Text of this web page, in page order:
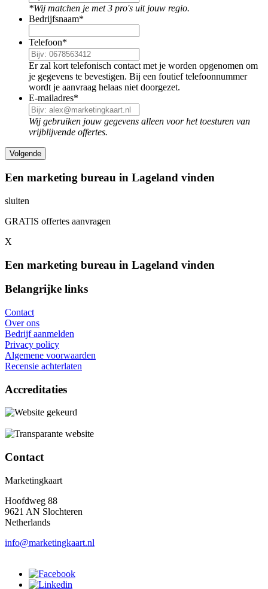
*Wij matchen je met 3 pro's uit jouw regio.
Bedrijfsnaam*
Telefoon*
Er zal kort telefonisch contact met je worden opgenomen om
je gegevens te bevestigen. Bij een foutief telefoonnummer
wordt je aanvraag helaas niet doorgezet.
E-mailadres*
Wij gebruiken jouw gegevens alleen voor het toesturen van
vrijblijvende offertes.
Een marketing bureau in Lageland vinden
sluiten
GRATIS offertes aanvragen
X
Een marketing bureau in Lageland vinden
Belangrijke links
Contact
Over ons
Bedrijf aanmelden
Privacy policy
Algemene voorwaarden
Recensie achterlaten
Accreditaties
Contact
Marketingkaart
Hoofdweg 88
9621 AN Slochteren
Netherlands
info@marketingkaart.nl